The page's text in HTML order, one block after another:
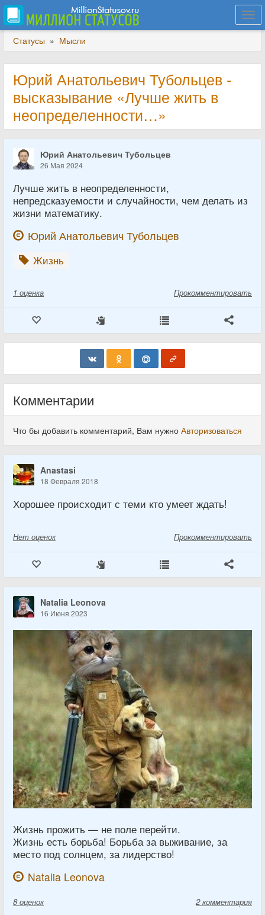
Статусы » Мысли
Юрий Анатольевич Тубольцев -
высказывание «Лучше жить в
неопределенности…»
Юрий Анатольевич Тубольцев
26 Мая 2024
Лучше жить в неопределенности,
непредсказуемости и случайности, чем делать из
жизни математику.
Юрий Анатольевич Тубольцев
Жизнь
1 оценка Прокомментировать
Комментарии
Что бы добавить комментарий, Вам нужно Авторизоваться
Anastasi
18 Февраля 2018
Хорошее происходит с теми кто умеет ждать!
Нет оценок Прокомментировать
Natalia Leonova
16 Июня 2023
Жизнь прожить — не поле перейти.
Жизнь есть борьба! Борьба за выживание, за
место под солнцем, за лидерство!
Natalia Leonova
8 оценок 2 комментария